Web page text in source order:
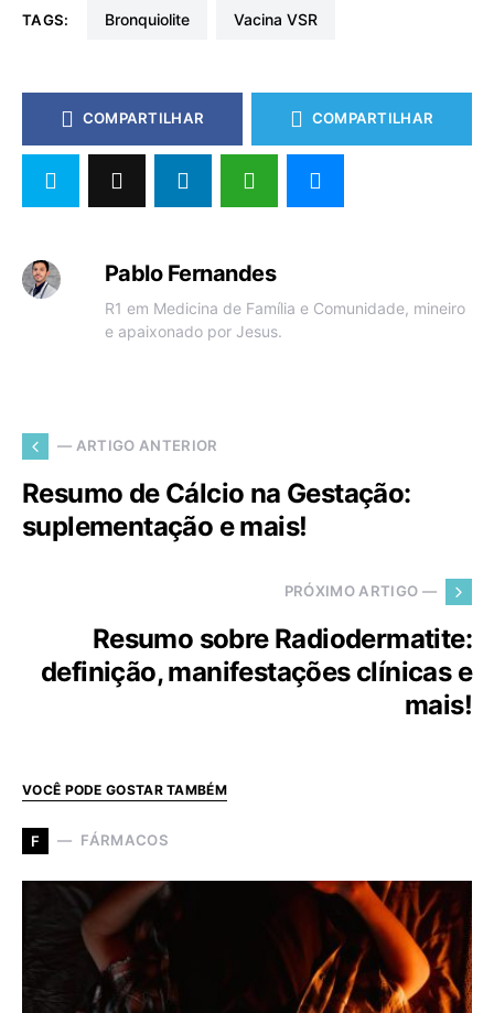
TAGS: Bronquiolite Vacina VSR
COMPARTILHAR COMPARTILHAR
Pablo Fernandes
R1 em Medicina de Família e Comunidade, mineiro
e apaixonado por Jesus.
— ARTIGO ANTERIOR
Resumo de Cálcio na Gestação:
suplementação e mais!
PRÓXIMO ARTIGO —
Resumo sobre Radiodermatite:
definição, manifestações clínicas e
mais!
VOCÊ PODE GOSTAR TAMBÉM
F FÁRMACOS